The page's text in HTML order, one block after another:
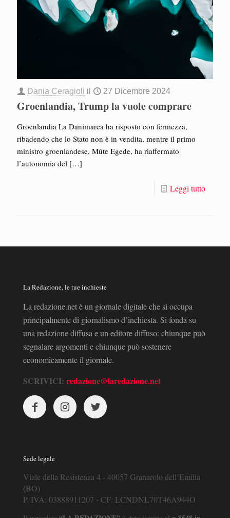
Dania Ceragioli il 27 Dicembre 2024
Groenlandia, Trump la vuole comprare
Groenlandia La Danimarca ha risposto con fermezza,
ribadendo che lo Stato non è in vendita, mentre il primo
ministro groenlandese, Múte Egede, ha riaffermato
l’autonomia del […]
Leggi tutto
La Redazione, le tue inchieste
La redazione.net è un giornale digitale che si occupa
principalmente di giornalismo d’inchiesta. Si fonda su
una redazione diffusa e un editore diffuso: chiunque può
segnalare argomenti e chiunque può sostenere
economicamente il giornale.
SCRIVICI: redazione@laredazione.net
Sede legale
Viale della Resistenza 4 - 40057 Granarolo dell’Emilia
(BO)
P. IVA: 03888911207 - CF: LCNDNL70T46A944O